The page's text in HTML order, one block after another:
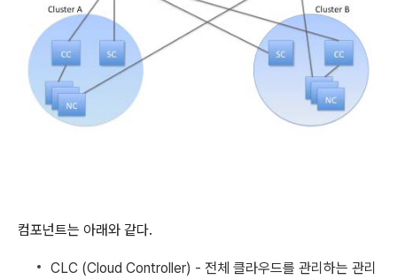
컴포넌트는 아래와 같다.
CLC (Cloud Controller) - 전체 클라우드를 관리하는 관리